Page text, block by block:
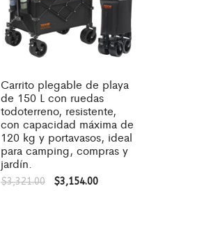
Carrito plegable de playa
de 150 L con ruedas
todoterreno, resistente,
con capacidad máxima de
120 kg y portavasos, ideal
para camping, compras y
jardín.
$3,321.00 $3,154.00